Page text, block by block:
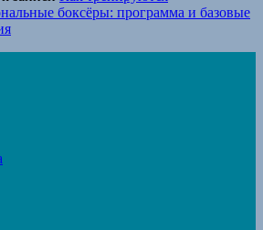
боксёры: программа и базовые